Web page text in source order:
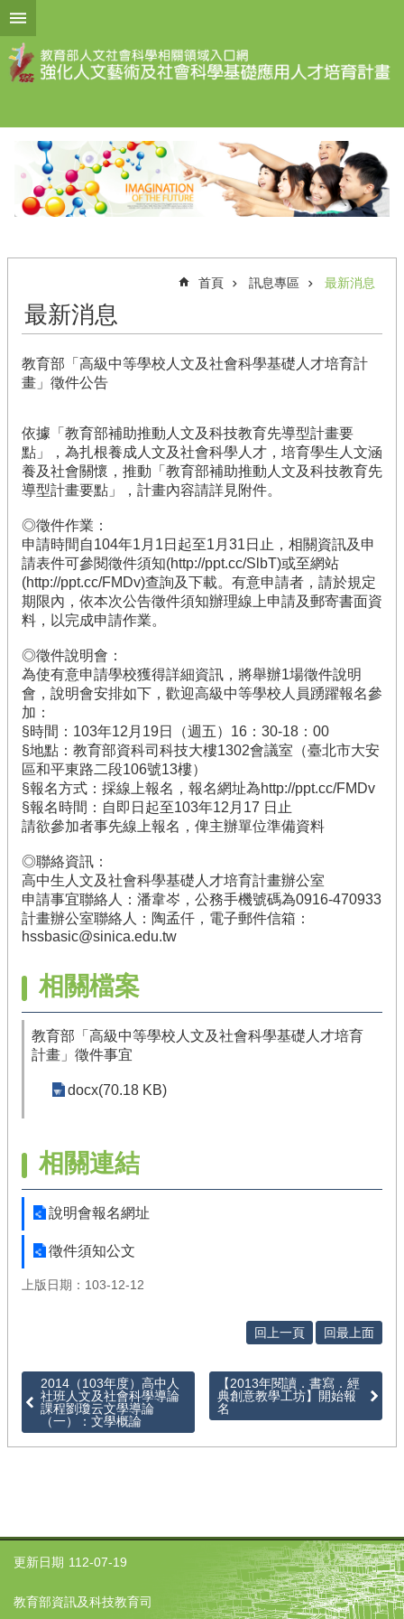
跳到主要內容區塊
進
階
搜
計
說
計
請
畫
成
訊
息
專
區
檔
案
下
載
活
花
絮
相
關
網
站
回
頁
回
人
文
育
網
導
覽
絡
們
首頁 訊息專區 最新消息
最新消息
教育部「高級中等學校人文及社會科學基礎人才培育計
畫」徵件公告
依據「教育部補助推動人文及科技教育先導型計畫要
點」，為扎根養成人文及社會科學人才，培育學生人文涵
養及社會關懷，推動「教育部補助推動人文及科技教育先
導型計畫要點」，計畫內容請詳見附件。
◎徵件作業：
申請時間自104年1月1日起至1月31日止，相關資訊及申
請表件可參閱徵件須知(http://ppt.cc/SlbT)或至網站
(http://ppt.cc/FMDv)查詢及下載。有意申請者，請於規定
期限內，依本次公告徵件須知辦理線上申請及郵寄書面資
料，以完成申請作業。
◎徵件說明會：
為使有意申請學校獲得詳細資訊，將舉辦1場徵件說明
會，說明會安排如下，歡迎高級中等學校人員踴躍報名參
加：
§時間：103年12月19日（週五）16：30-18：00
§地點：教育部資科司科技大樓1302會議室（臺北市大安
區和平東路二段106號13樓）
§報名方式：採線上報名，報名網址為http://ppt.cc/FMDv
§報名時間：自即日起至103年12月17 日止
請欲參加者事先線上報名，俾主辦單位準備資料
◎聯絡資訊：
高中生人文及社會科學基礎人才培育計畫辦公室
申請事宜聯絡人：潘韋岑，公務手機號碼為0916-470933
計畫辦公室聯絡人：陶孟仟，電子郵件信箱：
hssbasic@sinica.edu.tw
相關檔案
教育部「高級中等學校人文及社會科學基礎人才培育
計畫」徵件事宜
docx(70.18 KB)
相關連結
說明會報名網址
徵件須知公文
上版日期：103-12-12
回上一頁 回最上面
2014（103年度）高中人
社班人文及社會科學導論
課程劉瓊云文學導論
（一）：文學概論
【2013年閱讀．書寫．經
典創意教學工坊】開始報
名
更新日期 112-07-19
教育部資訊及科技教育司